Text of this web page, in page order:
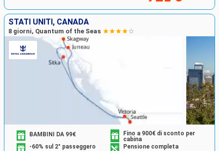
STATI UNITI, CANADA
8 giorni, Quantum of the Seas
BAMBINI DA 99€
Fino a 900€ di sconto per
cabina
-60% sul 2° passeggero
Pensione completa